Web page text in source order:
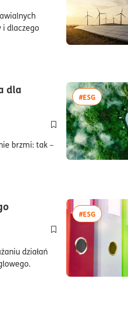
Dodaj do półki/usuń
i dlaczego
dla
Dodaj do półki/usuń
brzmi: tak –
#ESGwięcej
czas czytania5minuty
Dodaj do półki/usuń
działań
#ESGwięcej